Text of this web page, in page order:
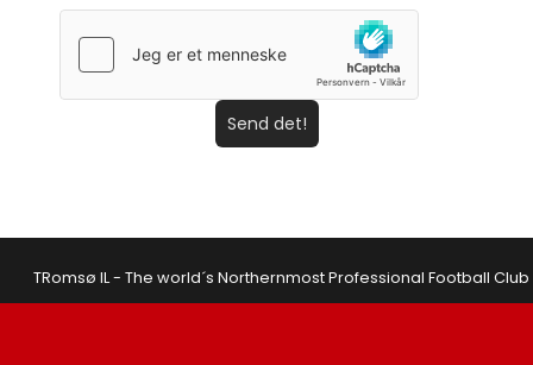
Send det!
TRomsø IL - The world´s Northernmost Professional Football Club